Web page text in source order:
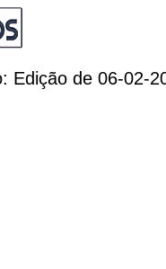
Edição de 06-02-